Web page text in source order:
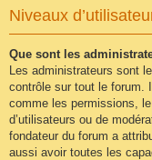
Niveaux
Que sont les
Les administrateurs sont
contrôle sur tout le forum.
comme les permissions,
d’utilisateurs ou de
fondateur du forum a
aussi avoir toutes les